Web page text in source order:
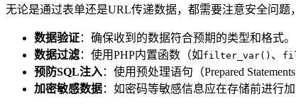
无论是通过表单还是URL传递数据，都需要注意安全问
数据验证：确保收到的数据符合预期的类型和格式。
数据过滤：使用PHP内置函数（如 filter_var() 、
预防SQL注入：使用预处理语句（Prepared
加密敏感数据：如密码等敏感信息应在存储前进行加